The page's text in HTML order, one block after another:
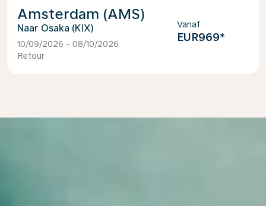
Amsterdam (AMS)
Osaka (KIX)
10/09/2026 - 08/10/2026
Retour
Vanaf
EUR969*